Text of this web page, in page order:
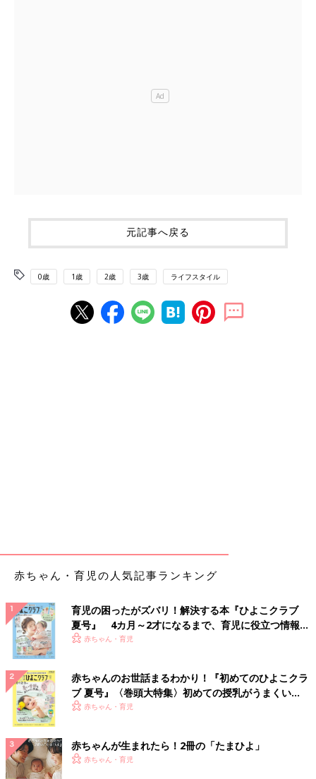
元記事へ戻る
0歳 1歳 2歳 3歳 ライフスタイル
赤ちゃん・育児の人気記事ランキング
育児の困ったがズバリ！解決する本『ひよこクラブ
夏号』 4カ月～2才になるまで、育児に役立つ情報が
いっぱい！
赤ちゃん・育児
赤ちゃんのお世話まるわかり！『初めてのひよこクラ
ブ 夏号』〈巻頭大特集〉初めての授乳がうまくい
く！ おっぱい・ミルクの基本と夏のトラブル 解決テ
赤ちゃん・育児
赤ちゃんが生まれたら！2冊の「たまひよ」
赤ちゃん・育児